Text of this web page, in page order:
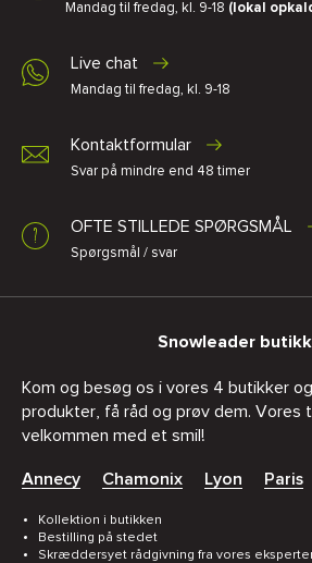
Mandag til fredag, kl. 9-18 (lokal
Live chat
Mandag til fredag, kl. 9-18
Kontaktformular
Svar på mindre end 48 timer
OFTE STILLEDE SPØRGSMÅL
Spørgsmål / svar
Snowleader
Kom og besøg os i vores 4 butikker
produkter, få råd og prøv dem. Vores
velkommen med et smil!
Annecy Chamonix Lyon Paris
Kollektion i butikken
Bestilling på stedet
Skræddersyet rådgivning fra vores